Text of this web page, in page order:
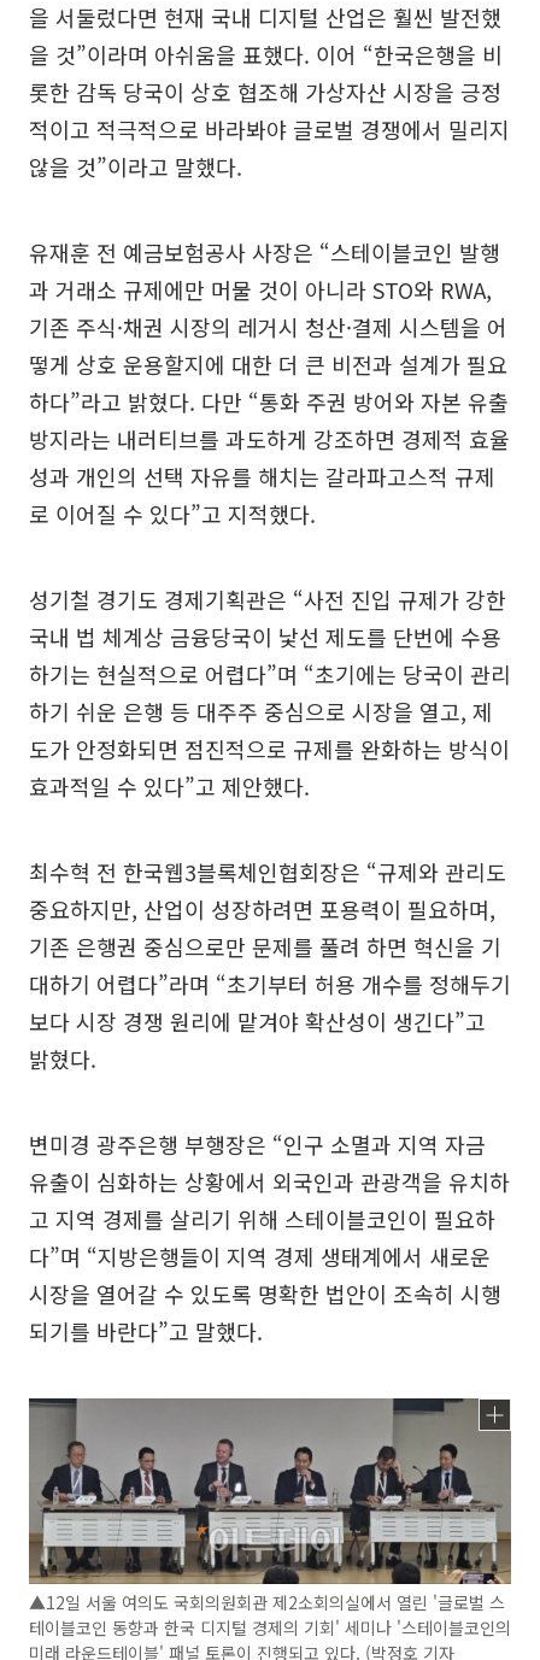
을 서둘렀다면 현재 국내 디지털 산업은 훨씬 발전했
을 것”이라며 아쉬움을 표했다. 이어 “한국은행을 비
롯한 감독 당국이 상호 협조해 가상자산 시장을 긍정
적이고 적극적으로 바라봐야 글로벌 경쟁에서 밀리지
않을 것”이라고 말했다.
유재훈 전 예금보험공사 사장은 “스테이블코인 발행
과 거래소 규제에만 머물 것이 아니라 STO와 RWA,
기존 주식·채권 시장의 레거시 청산·결제 시스템을 어
떻게 상호 운용할지에 대한 더 큰 비전과 설계가 필요
하다”라고 밝혔다. 다만 “통화 주권 방어와 자본 유출
방지라는 내러티브를 과도하게 강조하면 경제적 효율
성과 개인의 선택 자유를 해치는 갈라파고스적 규제
로 이어질 수 있다”고 지적했다.
성기철 경기도 경제기획관은 “사전 진입 규제가 강한
국내 법 체계상 금융당국이 낯선 제도를 단번에 수용
하기는 현실적으로 어렵다”며 “초기에는 당국이 관리
하기 쉬운 은행 등 대주주 중심으로 시장을 열고, 제
도가 안정화되면 점진적으로 규제를 완화하는 방식이
효과적일 수 있다”고 제안했다.
최수혁 전 한국웹3블록체인협회장은 “규제와 관리도
중요하지만, 산업이 성장하려면 포용력이 필요하며,
기존 은행권 중심으로만 문제를 풀려 하면 혁신을 기
대하기 어렵다”라며 “초기부터 허용 개수를 정해두기
보다 시장 경쟁 원리에 맡겨야 확산성이 생긴다”고
밝혔다.
변미경 광주은행 부행장은 “인구 소멸과 지역 자금
유출이 심화하는 상황에서 외국인과 관광객을 유치하
고 지역 경제를 살리기 위해 스테이블코인이 필요하
다”며 “지방은행들이 지역 경제 생태계에서 새로운
시장을 열어갈 수 있도록 명확한 법안이 조속히 시행
되기를 바란다”고 말했다.
▲12일 서울 여의도 국회의원회관 제2소회의실에서 열린 '글로벌 스
테이블코인 동향과 한국 디지털 경제의 기회' 세미나 '스테이블코인의
미래 라운드테이블' 패널 토론이 진행되고 있다. (박정호 기자